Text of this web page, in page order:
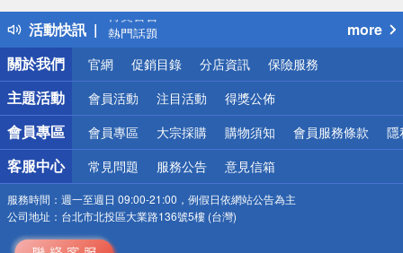
活動快訊
得獎公告
熱門話題
銀行優惠
偏遠地區配送
詐騙網頁！請小心！
more
關於我們
官網 促銷目錄 分店資訊 保險服務
主題活動 會員活動 注目活動 得獎公佈
會員專區 會員專區 大宗採購 購物須知 會員服務條款 隱
客服中心 常見問題 服務公告 意見信箱
服務時間： 週一至週日 09:00-21:00，例假日依網站公告為主
公司地址： 台北市北投區大業路136號5樓 (台灣)